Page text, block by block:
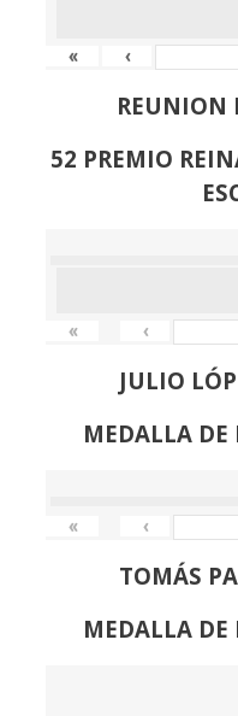
« ‹
REUNION
52 PREMIO
« ‹
JULIO
MEDALLA DE
« ‹
TOMÁS
MEDALLA DE